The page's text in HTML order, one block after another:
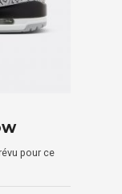
pour ce